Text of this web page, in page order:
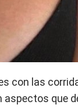
con las
que